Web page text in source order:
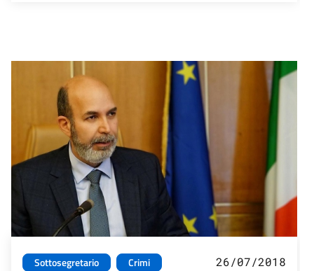
Sottosegretario
Crimi
26/07/2018